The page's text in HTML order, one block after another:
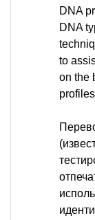
DNA
DNA
to
on the